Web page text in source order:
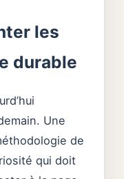
les
durable
Une
de
qui doit